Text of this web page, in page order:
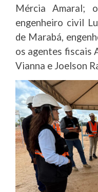
Mércia Amaral;
engenheiro civil
de Marabá,
os agentes fiscais
Vianna e Joelson